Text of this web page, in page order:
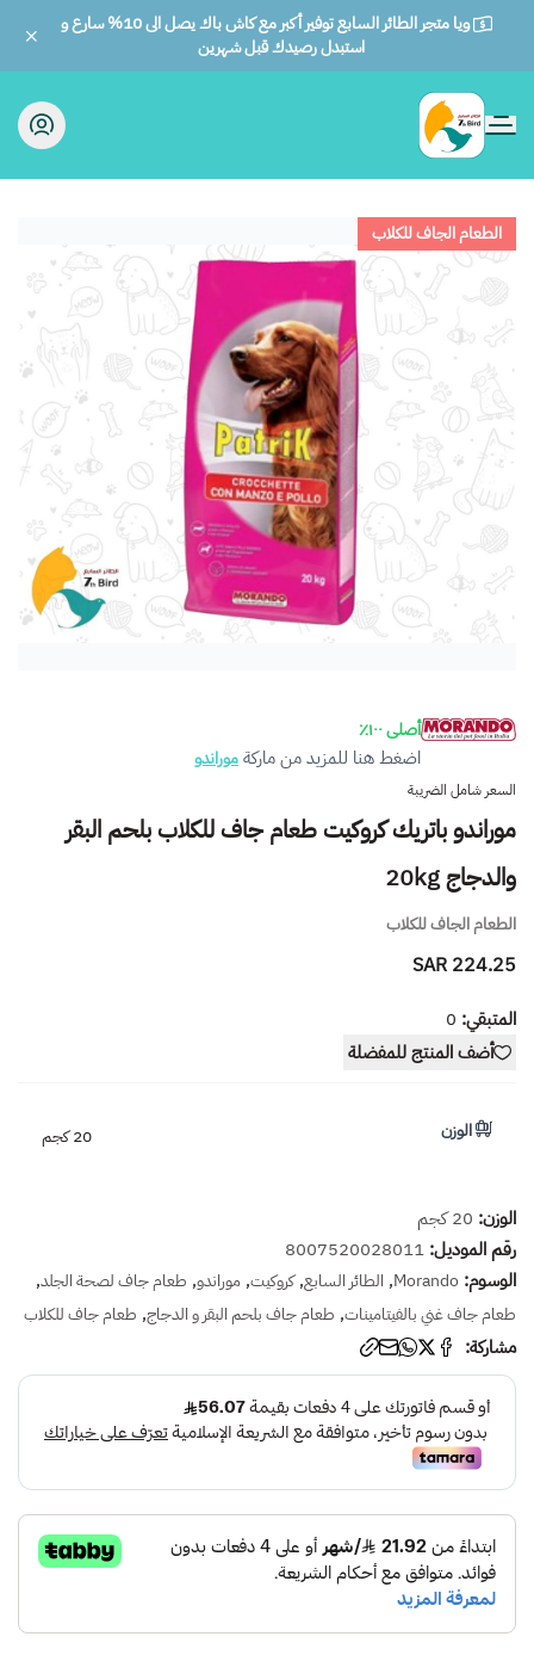
ويا متجر الطائر السابع توفير أكبر مع كاش باك يصل الى 10% سارع و
استبدل رصيدك قبل شهرين
الطائر السابع للحيوانات
الطعام الجاف للكلاب
أصلى ١٠٠٪
اضغط هنا للمزيد من ماركةموراندو
السعر شامل الضريبة
موراندو باتريك كروكيت طعام جاف للكلاب بلحم البقر
والدجاج 20kg
الطعام الجاف للكلاب
224.25 SAR
المتبقي: 0
أضف المنتج للمفضلة
الوزن 20 كجم
الوزن: 20 كجم
رقم الموديل: 8007520028011
الوسوم: Morando
, الطائر السابع,كروكيت, موراندو, طعام جاف لصحة الجلد,
طعام جاف غني بالفيتامينات, طعام جاف بلحم البقر و الدجاج, طعام جاف للكلاب
مشاركة: